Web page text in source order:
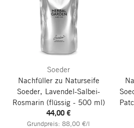
Soeder
Nachfüller zu Naturseife
Soeder, Lavendel-Salbei-
Rosmarin (flüssig - 500 ml)
44,00 €
Grundpreis: 88,00 €/l